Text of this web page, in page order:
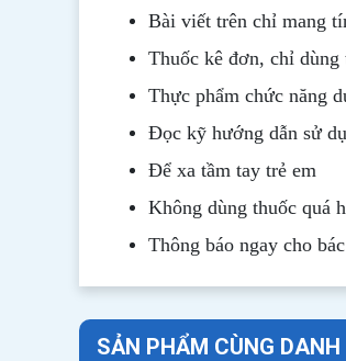
Bài viết trên chỉ mang
Thuốc kê đơn, chỉ dùng
Thực phẩm chức năng
Đọc kỹ hướng dẫn sử
Để xa tầm tay trẻ em
Không dùng thuốc quá
Thông báo ngay cho
SẢN PHẨM CÙNG DANH